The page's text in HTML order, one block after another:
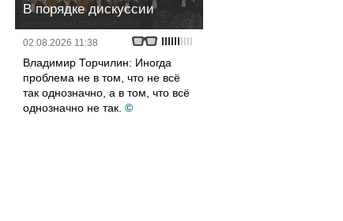
В порядке дискуссии
02.08.2026 11:38
Владимир Торчилин: Иногда
проблема не в том, что не всё
так однозначно, а в том, что всё
однозначно не так. ©